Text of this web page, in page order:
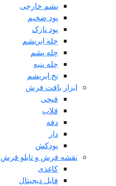
پشم خارجی
پود ضخیم
پود نازک
چله ابریشم
چله پشم
چله پنبه
نخ ابریشم
ابزار بافت فرش
قیچی
قلاب
دفه
دار
پودکش
نقشه فرش و تابلو فرش
کاغذی
فایل دیجیتال